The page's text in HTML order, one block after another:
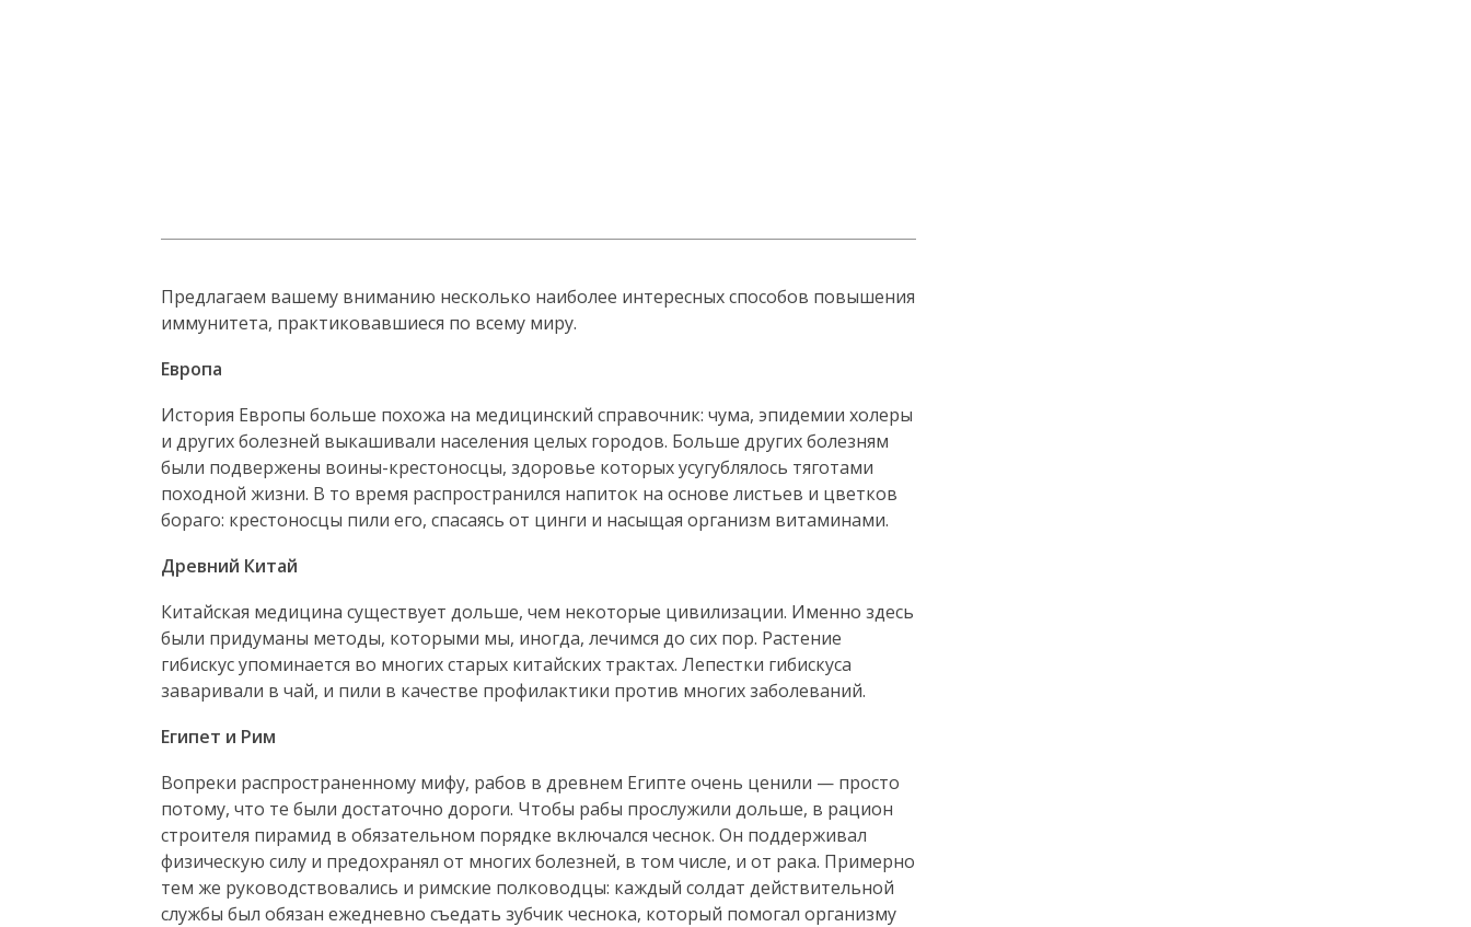
Предлагаем вашему вниманию несколько наиболее интересных способов повышения
иммунитета, практиковавшиеся по всему миру.
Европа
История Европы больше похожа на медицинский справочник: чума, эпидемии холеры
и других болезней выкашивали населения целых городов. Больше других болезням
были подвержены воины-крестоносцы, здоровье которых усугублялось тяготами
походной жизни. В то время распространился напиток на основе листьев и цветков
бораго: крестоносцы пили его, спасаясь от цинги и насыщая организм витаминами.
Древний Китай
Китайская медицина существует дольше, чем некоторые цивилизации. Именно здесь
были придуманы методы, которыми мы, иногда, лечимся до сих пор. Растение
гибискус упоминается во многих старых китайских трактах. Лепестки гибискуса
заваривали в чай, и пили в качестве профилактики против многих заболеваний.
Египет и Рим
Вопреки распространенному мифу, рабов в древнем Египте очень ценили — просто
потому, что те были достаточно дороги. Чтобы рабы прослужили дольше, в рацион
строителя пирамид в обязательном порядке включался чеснок. Он поддерживал
физическую силу и предохранял от многих болезней, в том числе, и от рака. Примерно
тем же руководствовались и римские полководцы: каждый солдат действительной
службы был обязан ежедневно съедать зубчик чеснока, который помогал организму